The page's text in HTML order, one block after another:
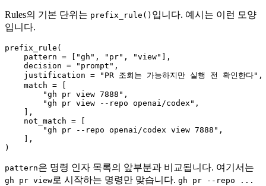
Rules의 기본 단위는 prefix_rule() 입니다. 예시는 이런 모양
입니다.
prefix_rule(
    pattern = ["gh", "pr", "view"],
    decision = "prompt",
    justification = "PR 조회는 가능하지만 실행 전 확인한다",
    match = [
        "gh pr view 7888",
        "gh pr view --repo openai/codex",
    ],
    not_match = [
        "gh pr --repo openai/codex view 7888",
    ],
)
pattern은 명령 인자 목록의 앞부분과 비교됩니다. 여기서는
gh pr view로 시작하는 명령만 맞습니다. gh pr --repo ...